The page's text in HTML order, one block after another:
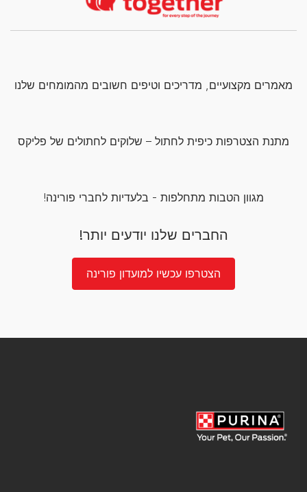
מאמרים מקצועיים, מדריכים וטיפים חשובים מהמומחים שלנו
מתנת הצטרפות כיפית לחתול – שלוקים לחתולים של פליקס
מגוון הטבות מתחלפות - בלעדיות לחברי פורינה!
החברים שלנו יודעים יותר!
הצטרפו עכשיו למועדון פורינה